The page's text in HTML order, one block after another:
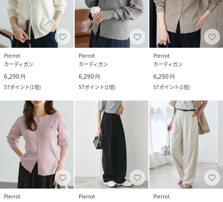
Pierrot
カーディガン
6,290 円
57ポイント(1倍)
Pierrot
カーディガン
6,290 円
57ポイント(1倍)
Pierrot
カーディガン
6,290 円
57ポイント(1倍)
Pierrot
Pierrot
Pierrot